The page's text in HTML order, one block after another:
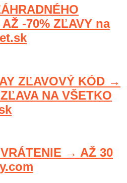
-70% ZĽAVY na
ZĽAVOVÝ KÓD →
NA VŠETKO
→ AŽ 30